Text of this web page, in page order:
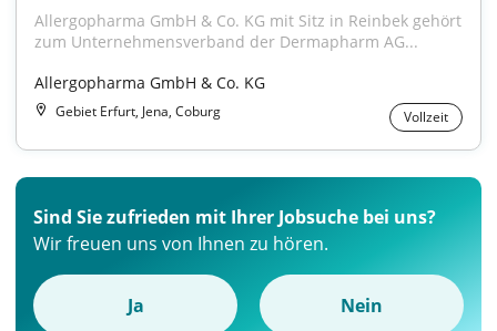
Allergopharma GmbH & Co. KG mit Sitz in Reinbek gehört
zum Unternehmensverband der Dermapharm AG...
Allergopharma GmbH & Co. KG
Gebiet Erfurt, Jena, Coburg Vollzeit
Sind Sie zufrieden mit Ihrer Jobsuche bei uns?
Wir freuen uns von Ihnen zu hören.
Ja Nein